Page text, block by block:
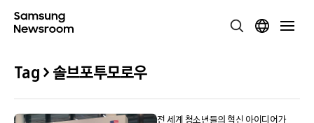
Tag > 솔브포투모로우
전 세계 청소년들의 혁신 아이디어가